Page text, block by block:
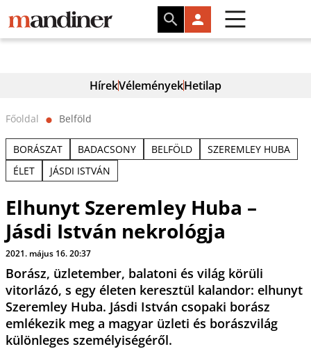
HírekVéleményekHetilap
Főoldal ⬤ Belföld
BORÁSZAT BADACSONY BELFÖLD
SZEREMLEY HUBA
ÉLET
JÁSDI ISTVÁN
Elhunyt Szeremley Huba –
Jásdi István nekrológja
2021. május 16. 20:37
Borász, üzletember, balatoni és világ körüli
vitorlázó, s egy életen keresztül kalandor: elhunyt
Szeremley Huba. Jásdi István csopaki borász
emlékezik meg a magyar üzleti és borászvilág
különleges személyiségéről.